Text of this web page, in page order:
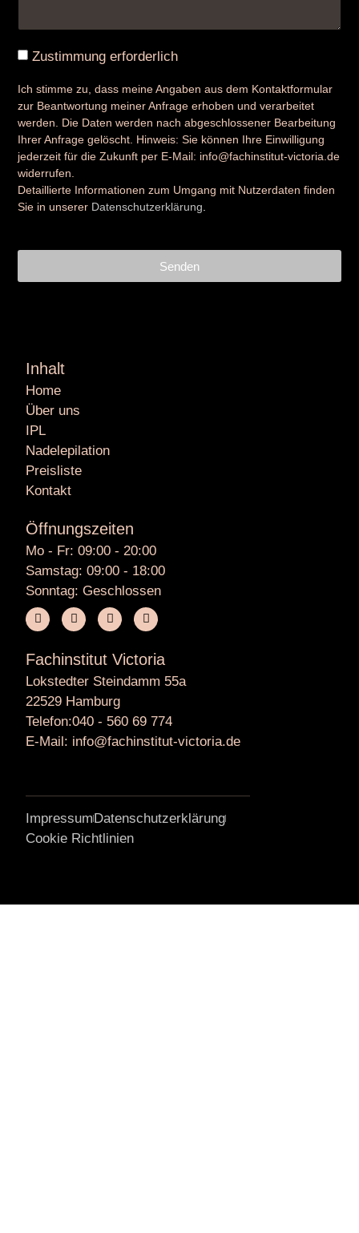
Zustimmung erforderlich
Ich stimme zu, dass meine Angaben aus dem Kontaktformular
zur Beantwortung meiner Anfrage erhoben und verarbeitet
werden. Die Daten werden nach abgeschlossener Bearbeitung
Ihrer Anfrage gelöscht. Hinweis: Sie können Ihre Einwilligung
jederzeit für die Zukunft per E-Mail: info@fachinstitut-victoria.de
widerrufen.
Detaillierte Informationen zum Umgang mit Nutzerdaten finden
Sie in unserer Datenschutzerklärung
Senden
Inhalt
Home
Über uns
IPL
Nadelepilation
Preisliste
Kontakt
Öffnungszeiten
Mo - Fr: 09:00 - 20:00
Samstag: 09:00 - 18:00
Sonntag: Geschlossen
Fachinstitut Victoria
Lokstedter Steindamm 55a
22529 Hamburg
Telefon:040 - 560 69 774
E-Mail: info@fachinstitut-victoria.de
ImpressumDatenschutzerklärung
Cookie Richtlinien